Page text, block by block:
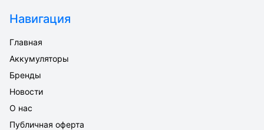
Навигация
Главная
Аккумуляторы
Бренды
Новости
О нас
Публичная оферта